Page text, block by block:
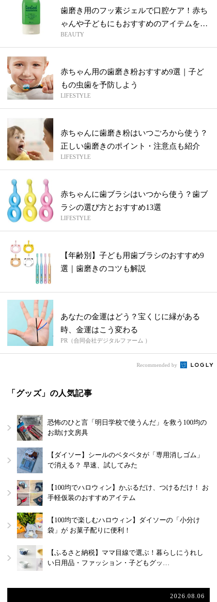
歯磨き用のフッ素ジェルで口腔ケア！赤ち
ゃんや子どもにもおすすめのアイテムをご
紹介
BEAUTY
赤ちゃん用の歯磨き粉おすすめ9選｜子ど
もの虫歯を予防しよう
LIFESTYLE
赤ちゃんに歯磨き粉はいつごろから使う？
正しい歯磨きのポイント・注意点も紹介
LIFESTYLE
赤ちゃんに歯ブラシはいつから使う？歯ブ
ラシの選び方とおすすめ13選
LIFESTYLE
【年齢別】子ども用歯ブラシのおすすめ9
選｜歯磨きのコツも解説
あなたの金運はどう？宝くじに縁がある
時、金運はこう変わる
PR（合同会社デジタルファーム ）
Recommended by
「グッズ」の人気記事
恐怖のひと言「明日学校で使うんだ」を救う100均の
お助け文房具
【ダイソー】シールのベタベタが「専用消しゴム」
で消える？ 早速、試してみた
【100均でハロウィン】かぶるだけ、つけるだけ！ お
手軽仮装のおすすめアイテム
【100均で楽しむハロウィン】ダイソーの「小分け
袋」が お菓子配りに便利！
【ふるさと納税】ママ目線で選ぶ！暮らしにうれし
い日用品・ファッション・子どもグッ…
2026.08.06